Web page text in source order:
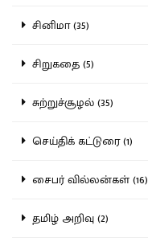
சினிமா (35)
சிறுகதை (5)
சுற்றுச்சூழல் (35)
செய்திக் கட்டுரை (1)
சைபர் வில்லன்கள் (16)
தமிழ் அறிவு (2)